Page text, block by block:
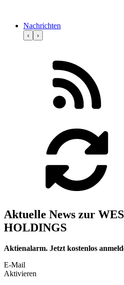
Nachrichten
‹ ›
Aktuelle News zur
HOLDINGS
Aktienalarm. Jetzt kostenlos
E-Mail
Aktivieren